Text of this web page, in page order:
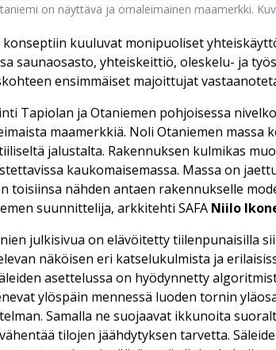
on näyttävä ja omaleimainen maamerkki.
kuuluvat monipuoliset
saunaosasto, yhteiskeittiö, oleskelu- ja
ensimmäiset majoittujat
Tapiolan ja Otaniemen pohjoisessa
maamerkkiä. Noli Otaniemen massa
jalustalta. Rakennuksen kulmikas
kaukomaisemassa. Massa on
toisiinsa nähden antaen rakennukselle
suunnittelija, arkkitehti SAFA Niilo
julkisivua on elävöitetty tiilenpunaisilla
näköisen eri katselukulmista ja
asettelussa on hyödynnetty
ylöspäin mennessä luoden tornin
Samalla ne suojaavat ikkunoita
tilojen jäähdytyksen tarvetta.